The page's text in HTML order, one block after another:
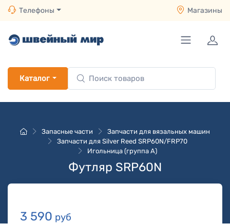
Телефоны Магазины
Каталог
Запасные части
Запчасти для вязальных машин
Запчасти для Silver Reed SRP60N/FRP70
Игольница (группа A)
Футляр SRP60N
3 590 руб